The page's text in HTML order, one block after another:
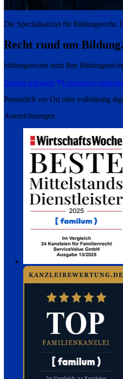
Die Spezialkanzlei für Bildungsrecht.
Recht rund um Bildung.
bildungsrechte setzt Ihre
Termin anfragen
Leistungen
Persönlich vor Ort oder vollständig
Auszeichnungen